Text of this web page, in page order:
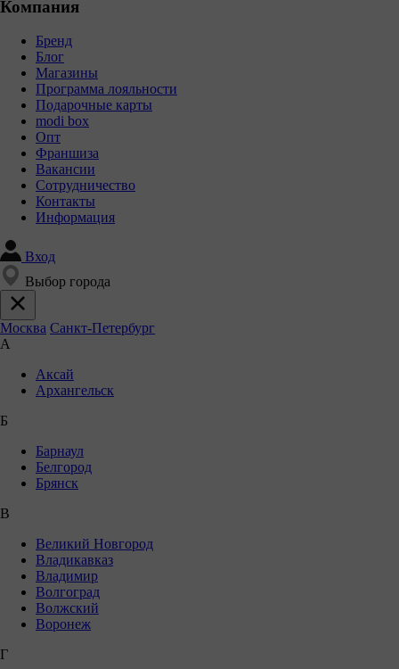
Компания
Бренд
Блог
Магазины
Программа лояльности
Подарочные карты
modi box
Опт
Франшиза
Вакансии
Сотрудничество
Контакты
Информация
Вход
Выбор города
Москва Санкт-Петербург
А
Аксай
Архангельск
Б
Барнаул
Белгород
Брянск
В
Великий Новгород
Владикавказ
Владимир
Волгоград
Волжский
Воронеж
Г